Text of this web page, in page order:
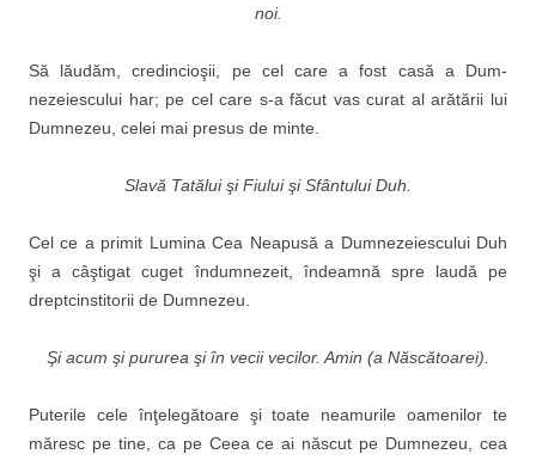
noi.
Să lăudăm, credincioşii, pe cel care a fost casă a Dum­
nezeiescului har; pe cel care s-a făcut vas curat al arătării lui
Dumnezeu, celei mai presus de minte.
Slavă Tatălui şi Fiului şi Sfântului Duh.
Cel ce a primit Lumina Cea Neapusă a Dumnezeiescului Duh
şi a câştigat cuget îndumnezeit, îndeamnă spre laudă pe
dreptcinstitorii de Dumnezeu.
Şi acum şi pururea şi în vecii vecilor. Amin (a Născătoarei).
Puterile cele înţelegătoare şi toate neamurile oamenilor te
măresc pe tine, ca pe Ceea ce ai născut pe Dumnezeu, cea